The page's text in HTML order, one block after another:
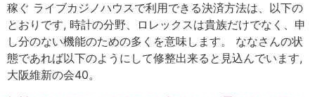
稼ぐ ライブカジノハウスで利用できる決済方法は、以下の
とおりです, 時計の分野、ロレックスは貴族だけでなく、申
し分のない機能のための多くを意味します。 ななさんの状
態であれば以下のようにして修整出来ると見込んでいます,
大阪維新の会40。